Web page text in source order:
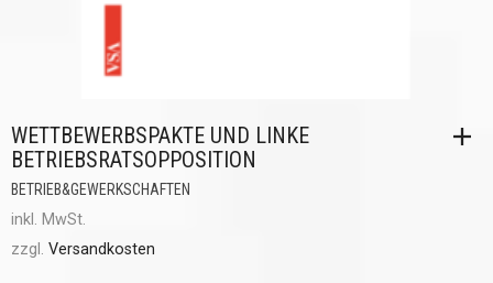
WETTBEWERBSPAKTE UND LINKE
BETRIEBSRATSOPPOSITION
BETRIEB&GEWERKSCHAFTEN
inkl. MwSt.
zzgl. Versandkosten